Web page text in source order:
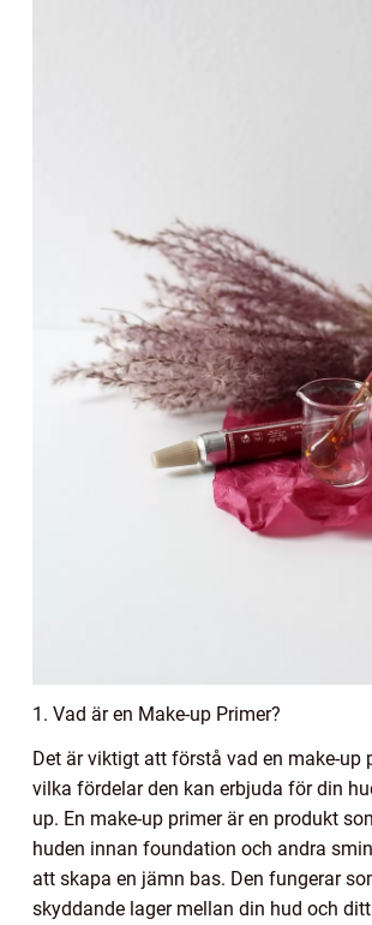
1. Vad är en Make-up Primer?
Det är viktigt att förstå vad en make-up
vilka fördelar den kan erbjuda för din
up. En make-up primer är en produkt
huden innan foundation och andra
att skapa en jämn bas. Den fungerar
skyddande lager mellan din hud och